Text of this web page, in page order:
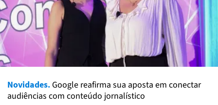
Novidades. Google reafirma sua aposta em conectar
audiências com conteúdo jornalístico